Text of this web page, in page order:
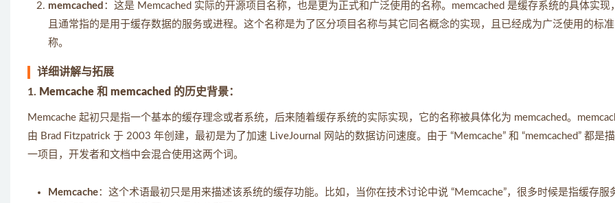
memcached ：这是 Memcached 实际的开源项目名称，也是更为正式和广泛使用的名称。memcached 是缓存系统的具体实现
且通常指的是用于缓存数据的服务或进程。这个名称是为了区分项目名称与其它同名概念的实现，且已经成为广泛使用的标准
称。
详细讲解与拓展
1. Memcache 和 memcached 的历史背景：
Memcache 起初只是指一个基本的缓存理念或者系统，后来随着缓存系统的实际实现，它的名称被具体化为 memcached。
由 Brad Fitzpatrick 于 2003 年创建，最初是为了加速 LiveJournal 网站的数据访问速度。由于 “Memcache” 和 “memcached” 都是
一项目，开发者和文档中会混合使用这两个词。
Memcache：这个术语最初只是用来描述该系统的缓存功能。比如，当你在技术讨论中说 “Memcache”，很多时候是指缓存服